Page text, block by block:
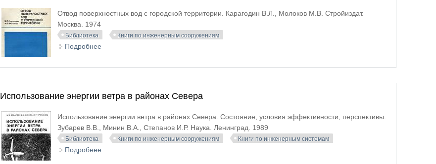
Отвод поверхностных вод с городской территории. Карагодин В.Л., Молоков М.В. Стройиздат.
Москва. 1974
Библиотека Книги по инженерным сооружениям
Подробнее
Использование энергии ветра в районах Севера
Использование энергии ветра в районах Севера. Состояние, условия эффективности, перспективы.
Зубарев В.В., Минин В.А., Степанов И.Р. Наука. Ленинград. 1989
Библиотека Книги по инженерным сооружениям Книги по инженерным системам
Подробнее